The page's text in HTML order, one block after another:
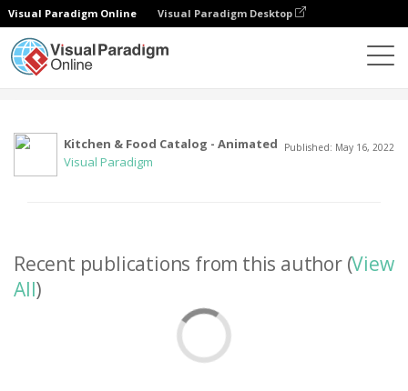
Visual Paradigm Online Visual Paradigm Desktop
Kitchen & Food Catalog - Animated
Visual Paradigm
Published: May 16, 2022
Recent publications from this author (View
All)